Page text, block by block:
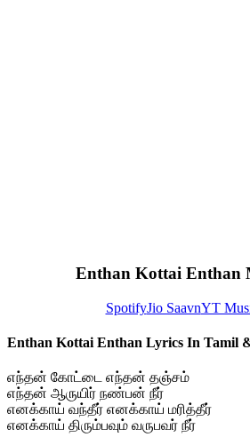
Enthan Kottai Enthan
SpotifyJio SaavnYT
Enthan Kottai Enthan Lyrics In Tamil
எந்தன் கோட்டை எந்தன் தஞ்சம்
எந்தன் ஆருயிர் நண்பன் நீர்
எனக்காய் வந்தீர் எனக்காய் மரித்தீர்
எனக்காய் திரும்பவும் வருபவர் நீர்